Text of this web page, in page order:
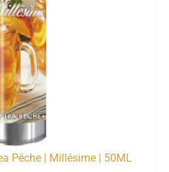
Pêche | Millésime | 50ML